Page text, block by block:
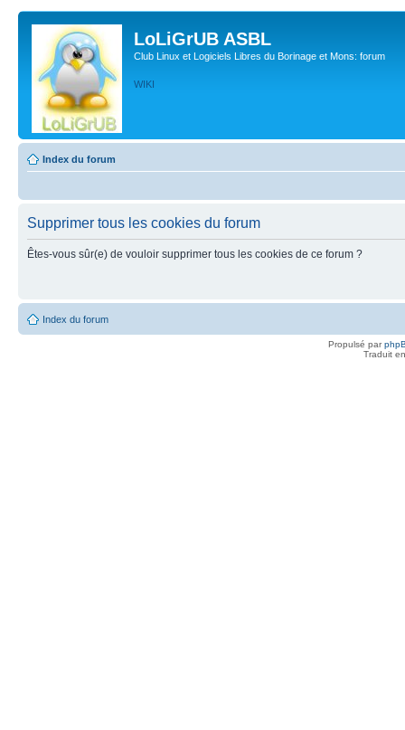
LoLiGrUB ASBL
Club Linux et Logiciels Libres du Borinage et Mons: forum
WIKI
Index du forum
Supprimer tous les cookies du forum
Êtes-vous sûr(e) de vouloir supprimer tous les cookies de ce forum ?
Index du forum
Propulsé par
Traduit